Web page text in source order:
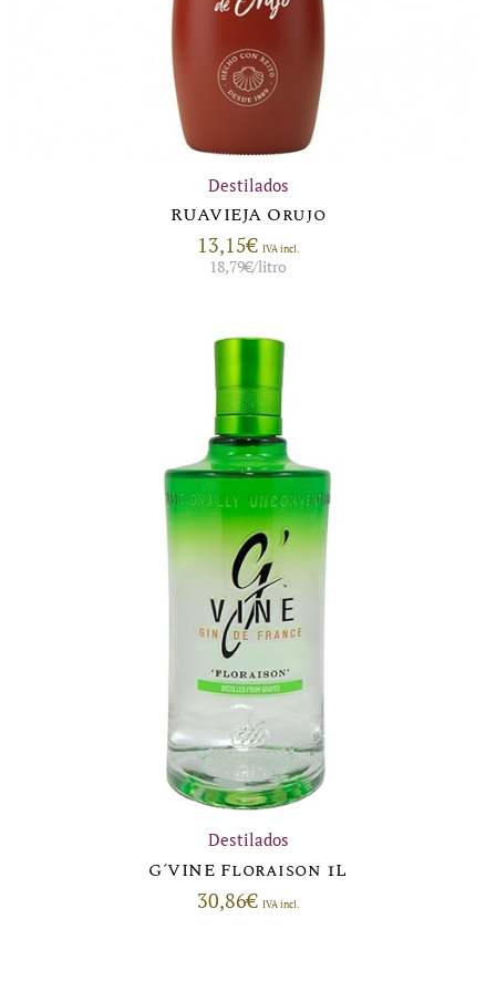
Destilados
RUAVIEJA Orujo
13,15€ IVA incl.
18,79€/litro
Destilados
G´VINE Floraison 1L
30,86€ IVA incl.